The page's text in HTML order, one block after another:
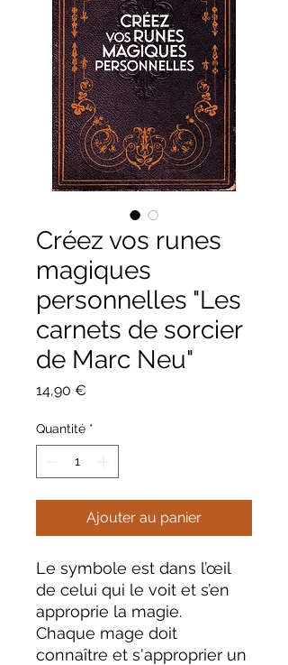
Créez vos runes
magiques
personnelles "Les
carnets de sorcier
de Marc Neu"
14,90 €
Quantité *
Ajouter au panier
Le symbole est dans l’œil
de celui qui le voit et s’en
approprie la magie.
Chaque mage doit
connaître et s'approprier un